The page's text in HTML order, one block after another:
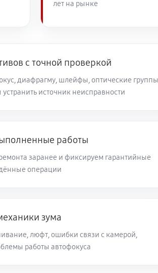
повреждений
объектива Canon EF 28 f/1.8 USM
стабилизатора
узлов
лет на рынке
с точной проверкой
диафрагму, шлейфы, оптические группы
источник неисправности
работы
заранее и фиксируем гарантийные
операции
зума
люфт, ошибки связи с камерой,
работы автофокуса